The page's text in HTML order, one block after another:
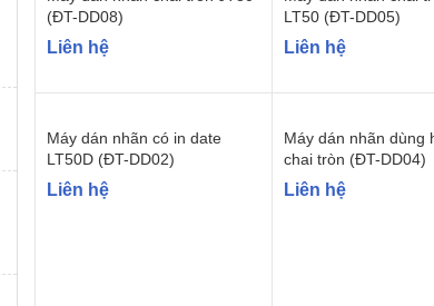
(ĐT-DD08)
Liên hệ
LT50 (ĐT-DD05)
Liên hệ
Máy dán nhãn có in date
LT50D (ĐT-DD02)
Liên hệ
Máy dán nhãn dùng
chai tròn (ĐT-DD04)
Liên hệ